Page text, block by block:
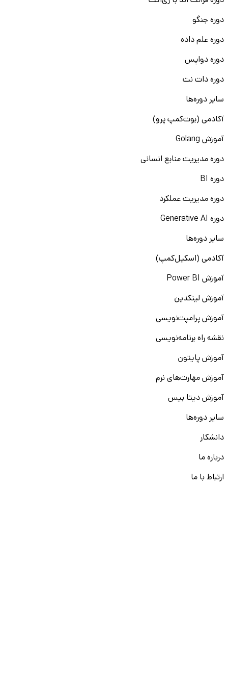
دوره جنگو
دوره علم داده
دوره دواپس
دوره دات نت
سایر دوره‌ها
آکادمی (بوت‌کمپ پرو)
آموزش Golang
دوره مدیریت منابع انسانی
دوره BI
دوره مدیریت عملکرد
دوره Generative AI
سایر دوره‌ها
آکادمی (اسکیل‌کمپ)
آموزش Power BI
آموزش لینکدین
آموزش پرامپت‌نویسی
نقشه راه برنامه‌نویسی
آموزش پایتون
آموزش مهارت‌های نرم
آموزش دیتا بیس
سایر دوره‌ها
دانشکار
درباره ما
ارتباط با ما